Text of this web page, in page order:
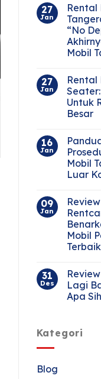
27
Jan
Rental
“No
Mobil
27
Jan
Rental
Untuk
Besar
16
Jan
Mobil
Luar
09
Jan
Review
Mobil
31
Des
Lagi
Apa
Kategori
Blog